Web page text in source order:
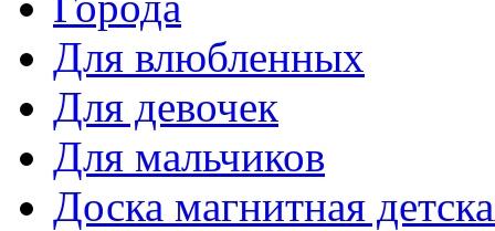
Для влюбленных
Для девочек
Для мальчиков
Доска магнитная